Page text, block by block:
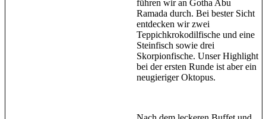
führen wir an Gotha Abu
Ramada durch. Bei bester Sicht
entdecken wir zwei
Teppichkrokodilfische und eine
Steinfisch sowie drei
Skorpionfische. Unser Highlight
bei der ersten Runde ist aber ein
neugieriger Oktopus.